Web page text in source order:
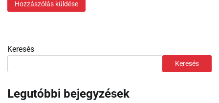
Keresés
Keresés
Legutóbbi bejegyzések